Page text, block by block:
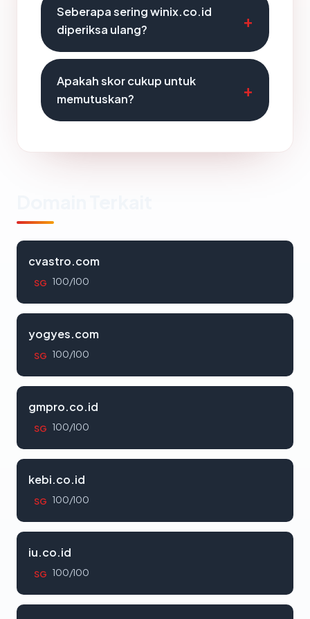
Seberapa sering winix.co.id
diperiksa ulang?
Apakah skor cukup untuk
memutuskan?
cvastro.com
SG 100/100
yogyes.com
SG 100/100
gmpro.co.id
SG 100/100
kebi.co.id
SG 100/100
iu.co.id
SG 100/100